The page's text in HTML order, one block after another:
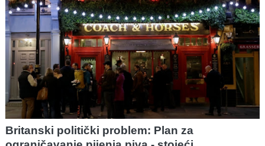
Britanski politički problem: Plan za